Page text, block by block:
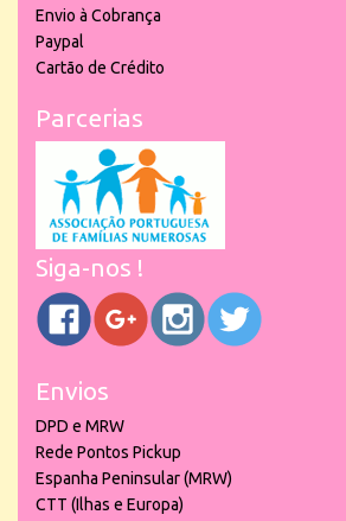
Envio à Cobrança
Paypal
Cartão de Crédito
Parcerias
Siga-nos !
Envios
DPD e MRW
Rede Pontos Pickup
Espanha Peninsular (MRW)
CTT (Ilhas e Europa)